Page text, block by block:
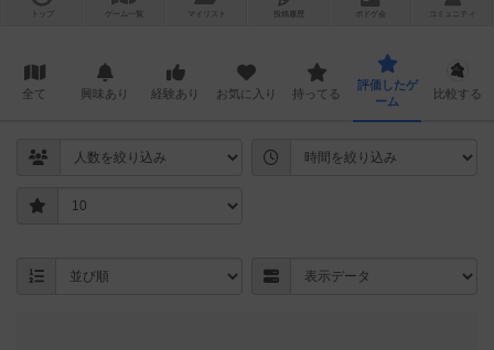
トップ ゲーム一覧 マイリスト 投稿履歴 ボ ドゲ コミュニティ
全て 興味あり 経験あり お気に入り 持ってる
評価したゲ
ーム
比較する